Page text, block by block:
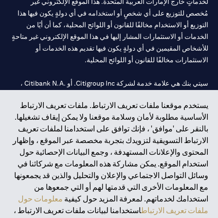
يستخدم موقعنا ملفات تعريف الارتباط. ملفات تعريف الارتباط
الأساسية مطلوبة لأمان وسلامة موقعنا ولا يمكن إيقاف تشغيلها.
بالنقر على 'موافق' ، فإنك توافق على استخدامنا لملفات تعريف
الارتباط التسويقية لتزويدك بتجربة مخصصة عبر الموقع ، وإظهار
المحتوى والإعلانات المستهدفة ، وجمع البيانات الإحصائية حول
استخدام الموقع. يمكن مشاركة هذه المعلومات مع شركائنا في
وسائل التواصل الاجتماعي والإعلان والتحليل والذين قد يجمعونها
مع المعلومات الأخرى التي قدمتها لهم أو التي جمعوها من
استخدامك لخدماتهم. لمعرفة المزيد حول كيفية معلومات حول
ملفات تعريف الارتباطاستخدامنا لبيانات ملفات تعريف الارتباط ،
مُخصص للتوزيع على أي شخصٍ أو استخدامه في أي دولةٍ يكون فيها هذا
التوزيع أو الاستخدام مخالفًا للقانون أو اللوائح المحلية، كما أن أيًا من
الخدمات أو الاستثمارات المشار إليها في هذا الموقع الإلكتروني غير متاحةٍ
للأشخاص المقيمين في أي دولةٍ يكون فيها تقديم هذه الخدمات أو
الاستثمارات مخالفًا للقانون أو اللوائح المحلية.
سيتي بنك هي علامة خدمة لشركة Citigroup Inc. أو .Citibank N.A ،
سيتي بنك إن. إيه. الإمارات مسجل لدى مصرف الإمارات المركزي تحت
أرقام التراخيص 202563 لفرع الوصل في دبي، 531989 لفرع مول
الإمارات في دبي، وCN-1002019لفرع أبوظبي. هاتف: 4000 311 04.
فرع سيتي بنك إن إيه - الإمارات العربية المتحدة مرخص من مصرف
الإمارات العربية المتحدة المركزي كفرع لبنك أجنبي.
سيتي بنك إن إيه الإمارات العربية المتحدة مرخص من هيئة الأوراق المالية
والسلع في الإمارات العربية المتحدة ("SCA") للقيام بالنشاط المالي لـ أ)
الاستشارات المالية والتعريف والترويج بموجب ترخيص رقم
20200000097 ب) وسيط تداول في الأسواق الدولية بموجب ترخيص